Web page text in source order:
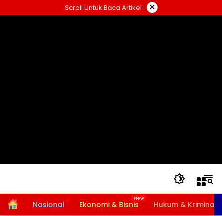
ke
Scroll Untuk Baca Artikel ×
HomeNasional Ekonomi & Bisnis Hukum & Kriminal